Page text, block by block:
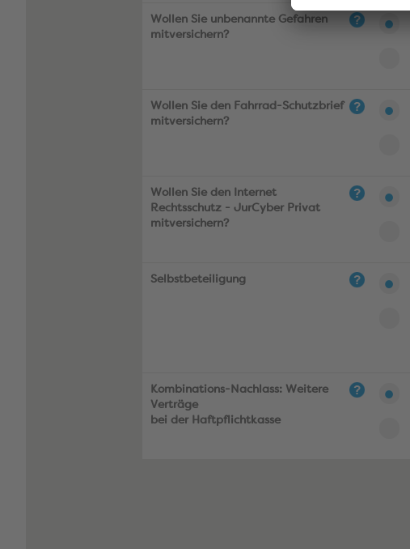
Wollen Sie unbenannte Gefahren
mitversichern?
Wollen Sie den Fahrrad-Schutzbrief
mitversichern?
Wollen Sie den Internet
Rechtsschutz - JurCyber Privat
mitversichern?
Selbstbeteiligung
Kombinations-Nachlass: Weitere
Verträge
bei der Haftpflichtkasse